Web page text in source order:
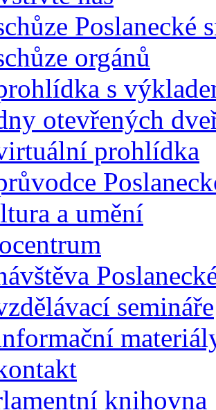
Poslanecké
orgánů
s
otevřených
prohlídka
a umění
semináře
knihovna